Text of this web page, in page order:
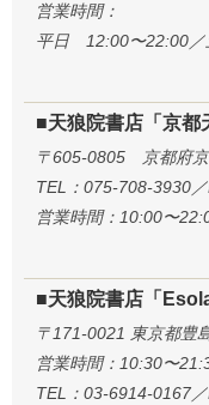
営業時間：
平日 12:00〜22:00
■天狼院書店「京都
〒605-0805 京都府
TEL：075-708-3930
営業時間：10:00〜
■天狼院書店「
〒171-0021 東京都豊
営業時間：10:30〜
TEL：03-6914-0167